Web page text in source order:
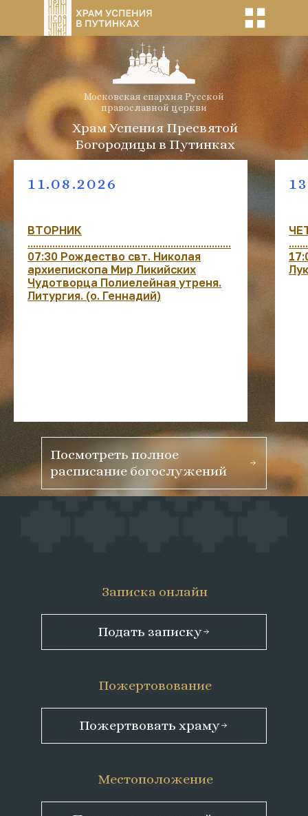
Храм Успения Пресвятой
Богородицы в Путинках
Московская епархия Русской
православной церкви
11.08.2026
ВТОРНИК
..........................................................................
07:30 Рождество свт. Николая
архиепископа Мир Ликийских
Чудотворца Полиелейная утреня.
Литургия. (о. Геннадий)
Посмотреть полное
расписание богослужений
Пожертвовать храму
Подать записку
Местоположение
Пожертовование
Записка онлайн